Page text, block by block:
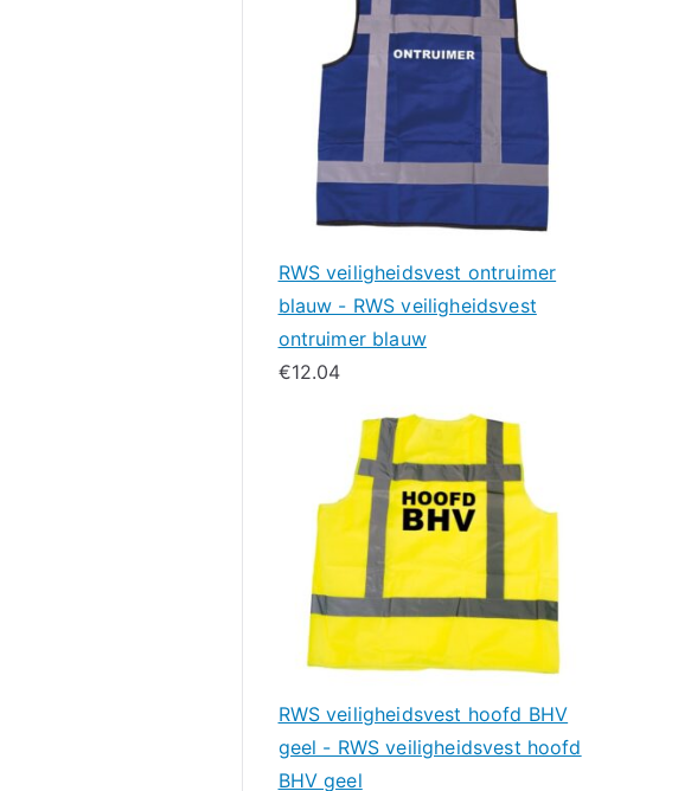
RWS veiligheidsvest ontruimer
blauw - RWS veiligheidsvest
ontruimer blauw
€12.04
RWS veiligheidsvest hoofd BHV
geel - RWS veiligheidsvest hoofd
BHV geel